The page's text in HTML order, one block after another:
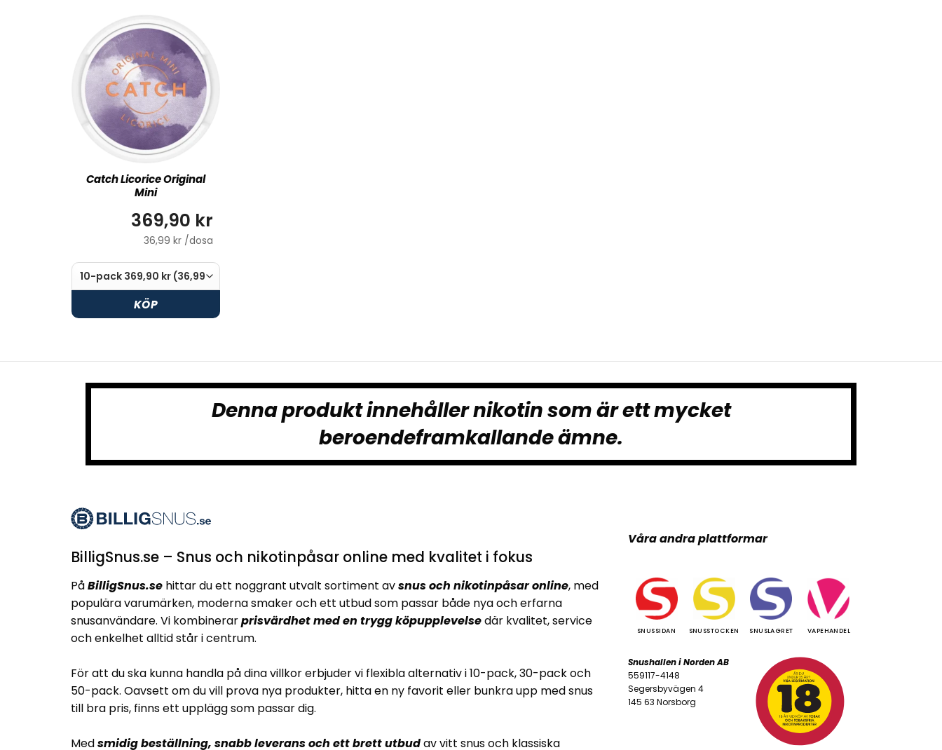
Catch Licorice Original
Mini
369,90 kr
36,99 kr /dosa
KÖP
Denna produkt innehåller nikotin som är ett mycket
beroendeframkallande ämne.
BilligSnus.se – Snus och nikotinpåsar online med kvalitet i fokus
PåBilligSnus.sehittar du ett noggrant utvalt sortiment avsnus och nikotinpåsar online, med
populära varumärken, moderna smaker och ett utbud som passar både nya och erfarna
snusanvändare. Vi kombinerarprisvärdhet med en trygg köpupplevelsedär kvalitet, service
och enkelhet alltid står i centrum.
För att du ska kunna handla på dina villkor erbjuder vi flexibla alternativ i 10-pack, 30-pack och
50-pack. Oavsett om du vill prova nya produkter, hitta en ny favorit eller bunkra upp med snus
till bra pris, finns ett upplägg som passar dig.
Medsmidig beställning, snabb leverans och ett brett utbudav vitt snus och klassiska
Våra andra plattformar
SNUSSIDAN SNUSSTOCKEN SNUSLAGRET VAPEHANDEL
Snushallen i Norden AB
559117-4148
Segersbyvägen 4
145 63 Norsborg